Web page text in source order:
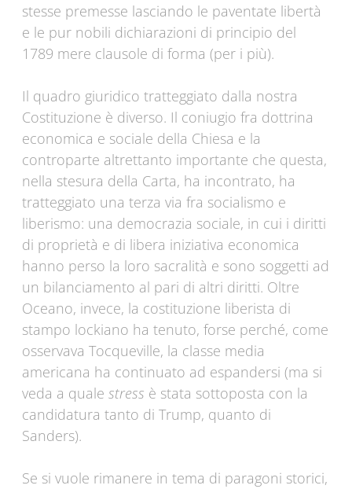
stesse premesse lasciando le paventate libertà
e le pur nobili dichiarazioni di principio del
1789 mere clausole di forma (per i più).
Il quadro giuridico tratteggiato dalla nostra
Costituzione è diverso. Il coniugio fra dottrina
economica e sociale della Chiesa e la
controparte altrettanto importante che questa,
nella stesura della Carta, ha incontrato, ha
tratteggiato una terza via fra socialismo e
liberismo: una democrazia sociale, in cui i diritti
di proprietà e di libera iniziativa economica
hanno perso la loro sacralità e sono soggetti ad
un bilanciamento al pari di altri diritti. Oltre
Oceano, invece, la costituzione liberista di
stampo lockiano ha tenuto, forse perché, come
osservava Tocqueville, la classe media
americana ha continuato ad espandersi (ma si
veda a quale stress è stata sottoposta con la
candidatura tanto di Trump, quanto di
Sanders).
Se si vuole rimanere in tema di paragoni storici,